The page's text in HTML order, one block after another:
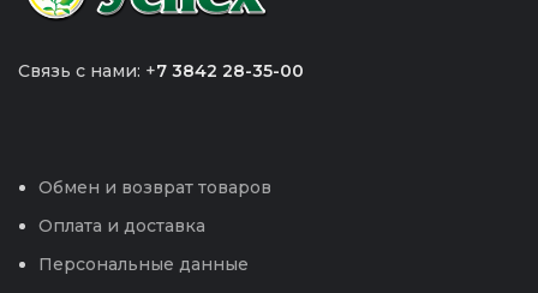
Связь с нами: +7 3842 28-35-00
Обмен и возврат товаров
Оплата и доставка
Персональные данные